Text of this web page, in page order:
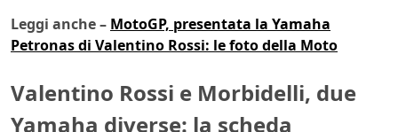
Leggi anche – MotoGP, presentata la Yamaha
Petronas di Valentino Rossi: le foto della Moto
Valentino Rossi e Morbidelli, due
Yamaha diverse: la scheda